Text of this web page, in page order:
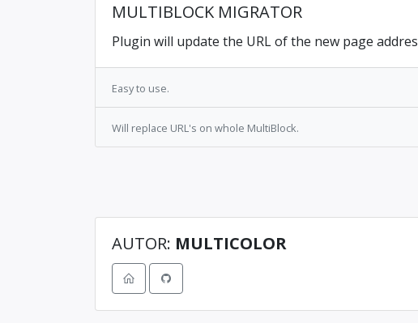
MULTIBLOCK MIGRATOR
Plugin will update the URL of the new page
Easy to use.
Will replace URL's on whole MultiBlock.
AUTOR: MULTICOLOR